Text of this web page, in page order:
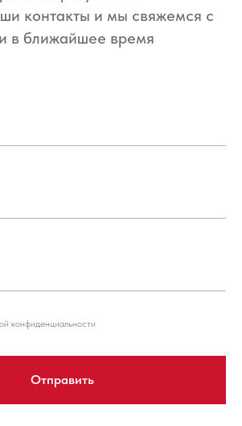
контакты и мы свяжемся с
в ближайшее время
конфиденциальности
Отправить